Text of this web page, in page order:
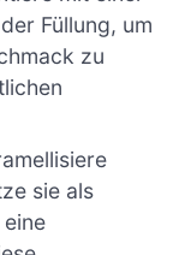
Füllung, um
zu
sie als